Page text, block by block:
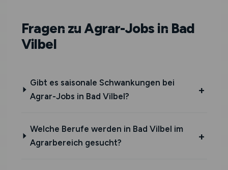
Fragen zu Agrar-Jobs in Bad
Vilbel
Gibt es saisonale Schwankungen bei
Agrar-Jobs in Bad Vilbel?
Welche Berufe werden in Bad Vilbel im
Agrarbereich gesucht?